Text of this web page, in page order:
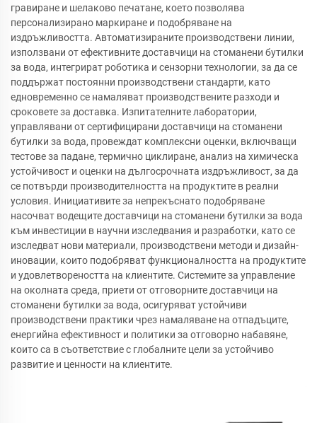
гравиране и шелаково печатане, което позволява
персонализирано маркиране и подобряване на
издръжливостта. Автоматизираните производствени линии,
използвани от ефективните доставчици на стоманени бутилки
за вода, интегрират роботика и сензорни технологии, за да се
поддържат постоянни производствени стандарти, като
едновременно се намаляват производствените разходи и
сроковете за доставка. Изпитателните лаборатории,
управлявани от сертифицирани доставчици на стоманени
бутилки за вода, провеждат комплексни оценки, включващи
тестове за падане, термично циклиране, анализ на химическа
устойчивост и оценки на дългосрочната издръжливост, за да
се потвърди производителността на продуктите в реални
условия. Инициативите за непрекъснато подобряване
насочват водещите доставчици на стоманени бутилки за вода
към инвестиции в научни изследвания и разработки, като се
изследват нови материали, производствени методи и дизайн-
иновации, които подобряват функционалността на продуктите
и удовлетвореността на клиентите. Системите за управление
на околната среда, приети от отговорните доставчици на
стоманени бутилки за вода, осигуряват устойчиви
производствени практики чрез намаляване на отпадъците,
енергийна ефективност и политики за отговорно набавяне,
които са в съответствие с глобалните цели за устойчиво
развитие и ценности на клиентите.